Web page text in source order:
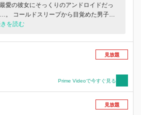
愛の彼女にそっくりのアンドロイドだっ
コールドスリープから目覚めた男子高
姫神アキラの目の前には、信じられない光
れ、OWELと呼ばれる統一機構によって管
る人々。 結婚とはまた違う新しい“エルシ
呼ばれる制度。 かつて自身が生きていた世
置き去りにされ愕然とするアキラの前に、彼
れた。 「トワサ！？」思わず口に出して
ったその存在は、最愛の彼女に酷似したアン
イド・ユウグレだった。 彼女は、微笑みな
を読む
見放題
Prime Videoで今すぐ見る
見放題